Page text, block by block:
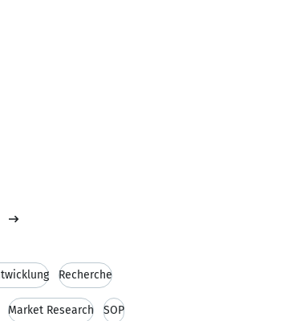
Recherche
Market Research SOP